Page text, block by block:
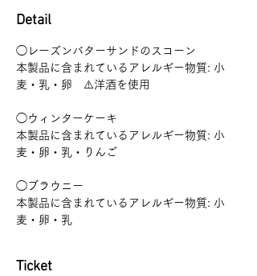
Detail
◯レーズンバターサンドのスコーン
本製品に含まれているアレルギー物質: 小
麦・乳・卵　⚠️洋酒を使用
◯ウィンターケーキ
本製品に含まれているアレルギー物質: 小
麦・卵・乳・りんご
◯ブラウニー
本製品に含まれているアレルギー物質: 小
麦・卵・乳
Ticket